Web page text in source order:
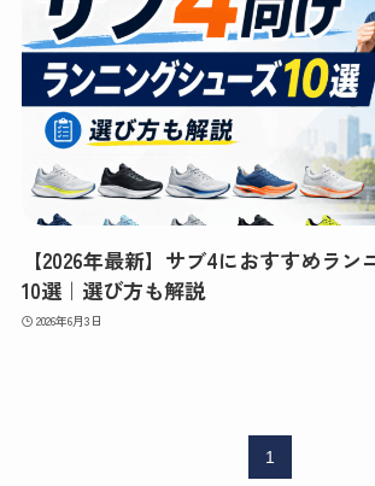
【2026年最新】サブ4におすすめラ
10選｜選び方も解説
2026年6月3日
1